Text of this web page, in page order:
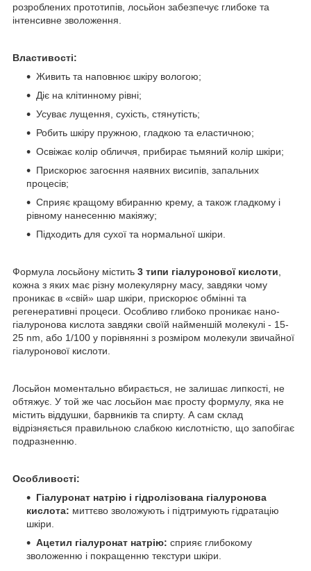
розроблених прототипів, лосьйон забезпечує глибоке та
інтенсивне зволоження.
Властивості:
Живить та наповнює шкіру вологою;
Діє на клітинному рівні;
Усуває лущення, сухість, стянутість;
Робить шкіру пружною, гладкою та еластичною;
Освіжає колір обличчя, прибирає тьмяний колір шкіри;
Прискорює загоєння наявних висипів, запальних
процесів;
Сприяє кращому вбиранню крему, а також гладкому і
рівному нанесенню макіяжу;
Підходить для сухої та нормальної шкіри.
Формула лосьйону містить 3 типи гіалуронової кислоти
кожна з яких має різну молекулярну масу, завдяки чому
проникає в «свій» шар шкіри, прискорює обмінні та
регенеративні процеси. Особливо глибоко проникає нано-
гіалуронова кислота завдяки своїй найменшій молекулі - 15-
25 nm, або 1/100 у порівнянні з розміром молекули звичайної
гіалуронової кислоти.
Лосьйон моментально вбирається, не залишає липкості, не
обтяжує. У той же час лосьйон має просту формулу, яка не
містить віддушки, барвників та спирту. А сам склад
відрізняється правильною слабкою кислотністю, що запобігає
подразненню.
Особливості:
Гіалуронат натрію і гідролізована гіалуронова
кислота: миттєво зволожують і підтримують гідратацію
шкіри.
Ацетил гіалуронат натрію: сприяє глибокому
зволоженню і покращенню текстури шкіри.